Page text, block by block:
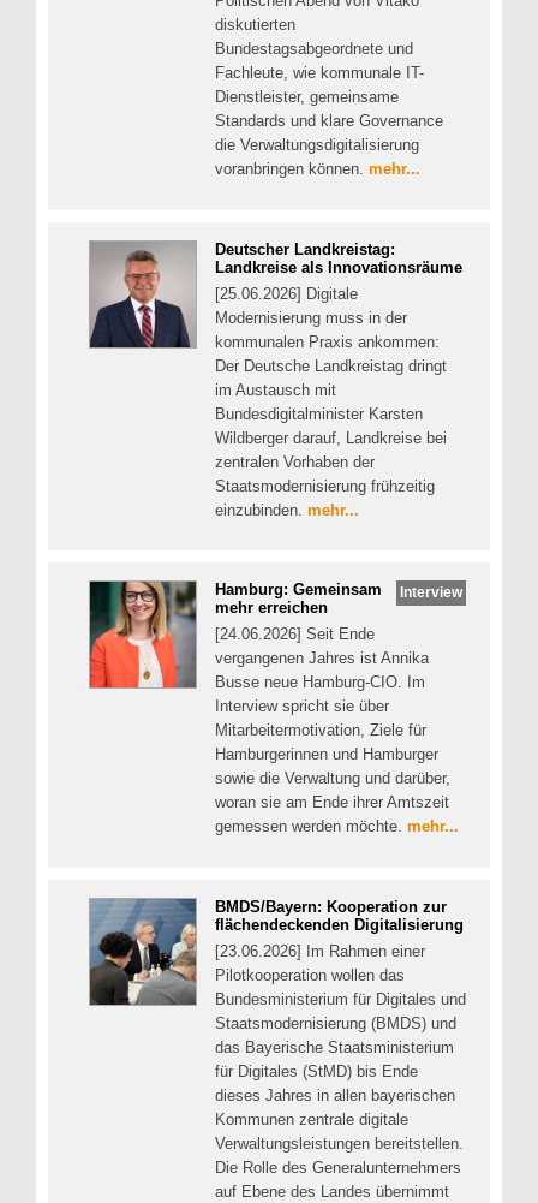
diskutierten
Bundestagsabgeordnete und
Fachleute, wie kommunale IT-
Dienstleister, gemeinsame
Standards und klare Governance
die Verwaltungsdigitalisierung
voranbringen können. mehr...
Deutscher Landkreistag:
Landkreise als Innovationsräume
[25.06.2026] Digitale
Modernisierung muss in der
kommunalen Praxis ankommen:
Der Deutsche Landkreistag dringt
im Austausch mit
Bundesdigitalminister Karsten
Wildberger darauf, Landkreise bei
zentralen Vorhaben der
Staatsmodernisierung frühzeitig
einzubinden. mehr...
Interview
Hamburg: Gemeinsam
mehr erreichen
[24.06.2026] Seit Ende
vergangenen Jahres ist Annika
Busse neue Hamburg-CIO. Im
Interview spricht sie über
Mitarbeitermotivation, Ziele für
Hamburgerinnen und Hamburger
sowie die Verwaltung und darüber,
woran sie am Ende ihrer Amtszeit
gemessen werden möchte. mehr...
BMDS/Bayern: Kooperation zur
flächendeckenden Digitalisierung
[23.06.2026] Im Rahmen einer
Pilotkooperation wollen das
Bundesministerium für Digitales und
Staatsmodernisierung (BMDS) und
das Bayerische Staatsministerium
für Digitales (StMD) bis Ende
dieses Jahres in allen bayerischen
Kommunen zentrale digitale
Verwaltungsleistungen bereitstellen.
Die Rolle des Generalunternehmers
auf Ebene des Landes übernimmt